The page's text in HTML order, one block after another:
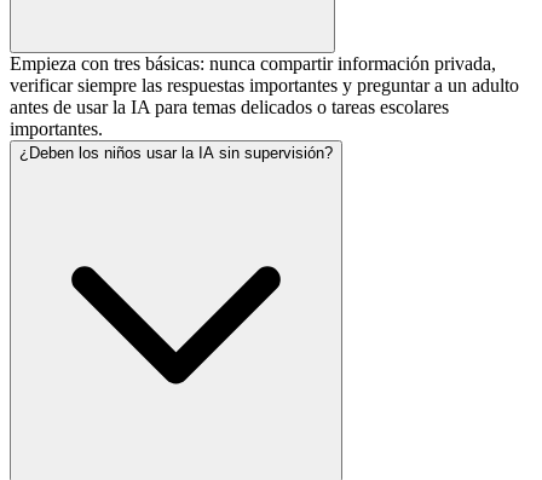
Empieza con tres básicas: nunca compartir información privada,
verificar siempre las respuestas importantes y preguntar a un adulto
antes de usar la IA para temas delicados o tareas escolares
importantes.
¿Deben los niños usar la IA sin supervisión?